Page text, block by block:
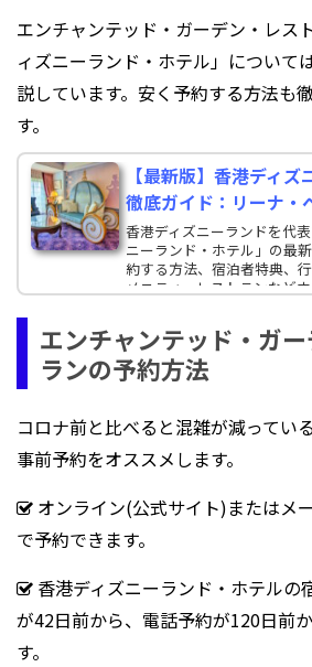
エンチャンテッド・ガーデン・レス
ィズニーランド・ホテル」について
説しています。安く予約する方法も
す。
【最新版】香港ディ
徹底ガイド：リーナ・
香港ディズニーランドを代
ニーランド・ホテル」の最
約する方法、宿泊者特典、
メニティ、レストランなど
エンチャンテッド・ガ
ランの予約方法
コロナ前と比べると混雑が減ってい
事前予約をオススメします。
オンライン(公式サイト)またはメ
で予約できます。
香港ディズニーランド・ホテルの
が42日前から、電話予約が120日前
す。